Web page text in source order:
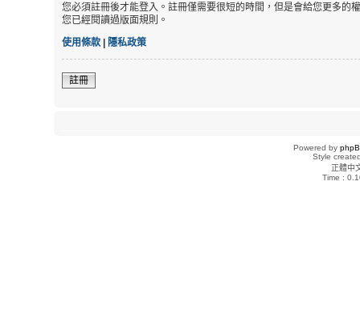
您必須註冊後才能登入。註冊僅需要很短的時間，但是會給您更多的
您已經閱讀過版面規則。
使用條款 | 隱私政策
註冊
Powered by
Style
正體中
Time :